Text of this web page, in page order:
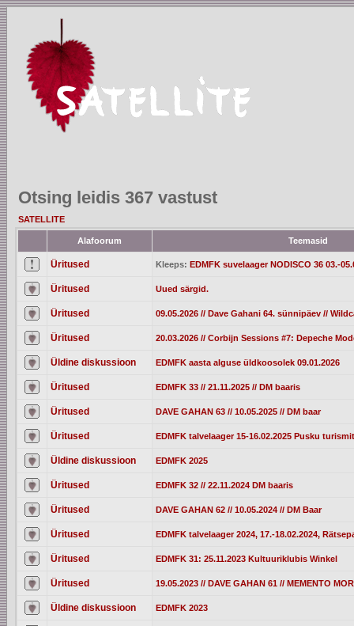
Otsing leidis 367 vastust
SATELLITE
Alafoorum Teemasid
Üritused Kleeps: EDMFK suvelaager NODISCO 36 03.-
Üritused Uued särgid.
Üritused 09.05.2026 // Dave Gahani 64. sünnipäev //
Üritused 20.03.2026 // Corbijn Sessions #7: Depeche
Üldine diskussioon EDMFK aasta alguse üldkoosolek 09.01.2026
Üritused EDMFK 33 // 21.11.2025 // DM baaris
Üritused DAVE GAHAN 63 // 10.05.2025 // DM baar
Üritused EDMFK talvelaager 15-16.02.2025 Pusku
Üldine diskussioon EDMFK 2025
Üritused EDMFK 32 // 22.11.2024 DM baaris
Üritused DAVE GAHAN 62 // 10.05.2024 // DM Baar
Üritused EDMFK talvelaager 2024, 17.-18.02.2024,
Üritused EDMFK 31: 25.11.2023 Kultuuriklubis Winkel
Üritused 19.05.2023 // DAVE GAHAN 61 // MEMENTO
Üldine diskussioon EDMFK 2023